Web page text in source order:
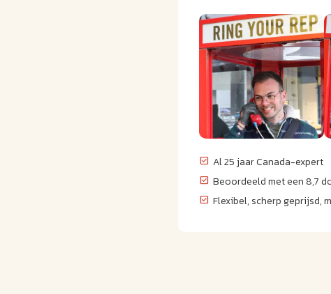
Al 25 jaar Canada-expert
Beoordeeld met een 8,7
Flexibel, scherp geprijsd,